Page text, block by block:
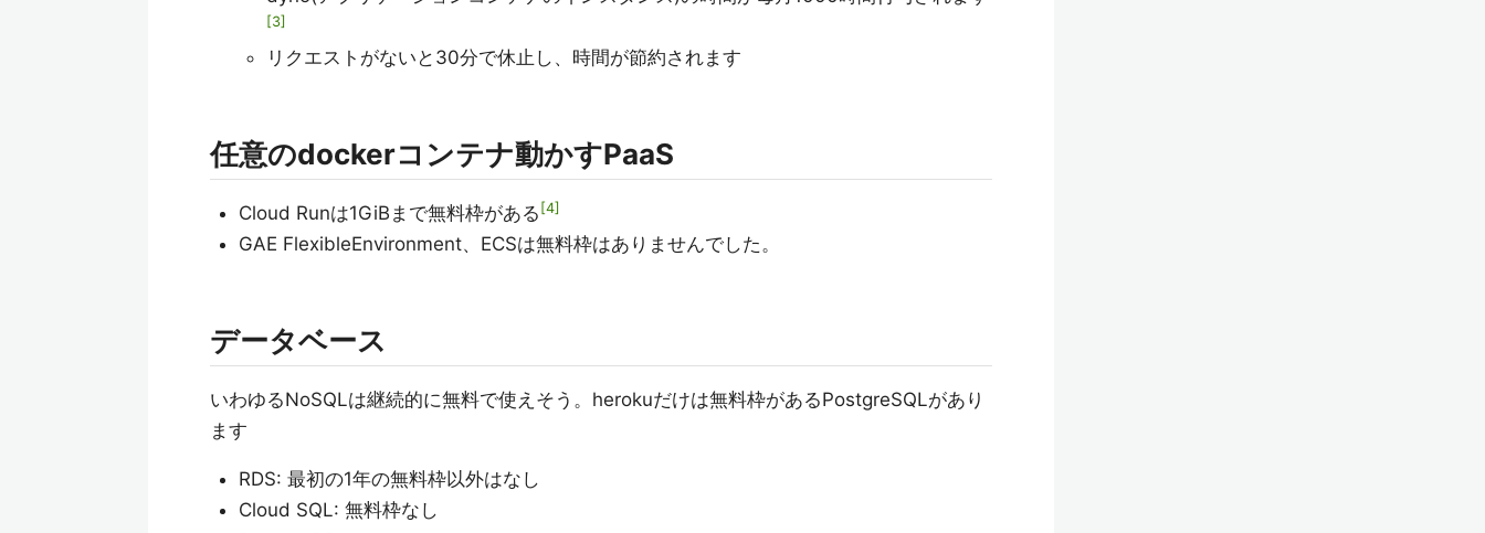
3
リクエストがないと30分で休止し、時間が節約されます
任意のdockerコンテナ動かすPaaS
Cloud Runは1GiBまで無料枠がある 4
GAE FlexibleEnvironment、ECSは無料枠はありませんでした。
データベース
いわゆるNoSQLは継続的に無料で使えそう。herokuだけは無料枠があるPostgreSQLがあり
ます
RDS: 最初の1年の無料枠以外はなし
Cloud SQL: 無料枠なし